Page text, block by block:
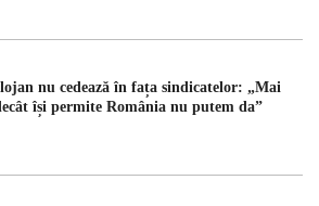
nu cedează în fața sindicatelor: „Mai
își permite România nu putem da”